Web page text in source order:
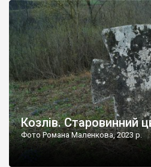
не видно, але видно дві стареньких
Козлів. Старовинний
Фото Романа Маленкова, 2023 р.